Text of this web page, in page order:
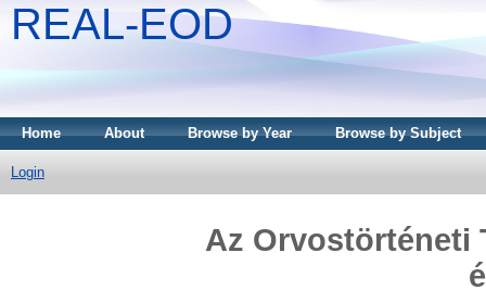
REAL-EOD
Home About Browse by Year Browse by Subject
Login
Az Orvostörténeti